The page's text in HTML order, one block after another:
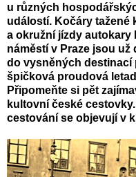
u různých
událostí. Kočáry tažené
a okružní jízdy autokary
náměstí v Praze jsou
do vysněných
špičková proudová
Připomeňte si pět
kultovní české
cestování se objevují v